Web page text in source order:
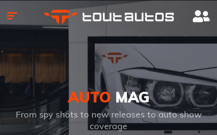
AUTO MAG
From spy shots to new releases to auto show
coverage